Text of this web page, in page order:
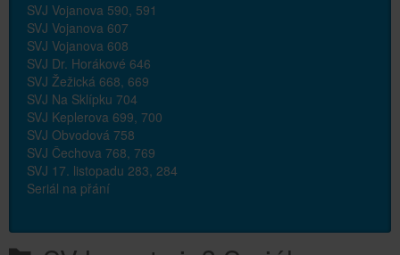
SVJ Vojanova 590, 591
SVJ Vojanova 607
SVJ Vojanova 608
SVJ Dr. Horákové 646
SVJ Žežická 668, 669
SVJ Na Sklípku 704
SVJ Keplerova 699, 700
SVJ Obvodová 758
SVJ Čechova 768, 769
SVJ 17. listopadu 283, 284
Seriál na přání